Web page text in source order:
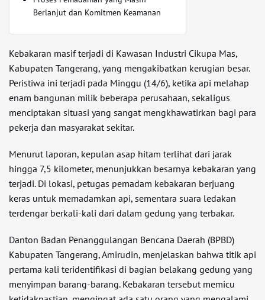
Berlanjut dan Komitmen Keamanan
Kebakaran masif terjadi di Kawasan Industri Cikupa Mas,
Kabupaten Tangerang, yang mengakibatkan kerugian besar.
Peristiwa ini terjadi pada Minggu (14/6), ketika api melahap
enam bangunan milik beberapa perusahaan, sekaligus
menciptakan situasi yang sangat mengkhawatirkan bagi para
pekerja dan masyarakat sekitar.
Menurut laporan, kepulan asap hitam terlihat dari jarak
hingga 7,5 kilometer, menunjukkan besarnya kebakaran yang
terjadi. Di lokasi, petugas pemadam kebakaran berjuang
keras untuk memadamkan api, sementara suara ledakan
terdengar berkali-kali dari dalam gedung yang terbakar.
Danton Badan Penanggulangan Bencana Daerah (BPBD)
Kabupaten Tangerang, Amirudin, menjelaskan bahwa titik api
pertama kali teridentifikasi di bagian belakang gedung yang
menyimpan barang-barang. Kebakaran tersebut memicu